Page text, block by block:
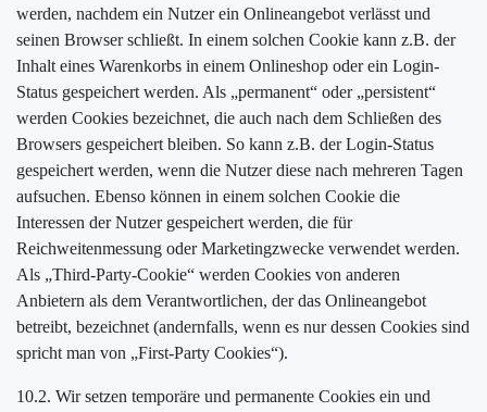
werden, nachdem ein Nutzer ein Onlineangebot verlässt und
seinen Browser schließt. In einem solchen Cookie kann z.B. der
Inhalt eines Warenkorbs in einem Onlineshop oder ein Login-
Status gespeichert werden. Als „permanent“ oder „persistent“
werden Cookies bezeichnet, die auch nach dem Schließen des
Browsers gespeichert bleiben. So kann z.B. der Login-Status
gespeichert werden, wenn die Nutzer diese nach mehreren Tagen
aufsuchen. Ebenso können in einem solchen Cookie die
Interessen der Nutzer gespeichert werden, die für
Reichweitenmessung oder Marketingzwecke verwendet werden.
Als „Third-Party-Cookie“ werden Cookies von anderen
Anbietern als dem Verantwortlichen, der das Onlineangebot
betreibt, bezeichnet (andernfalls, wenn es nur dessen Cookies sind
spricht man von „First-Party Cookies“).
10.2. Wir setzen temporäre und permanente Cookies ein und